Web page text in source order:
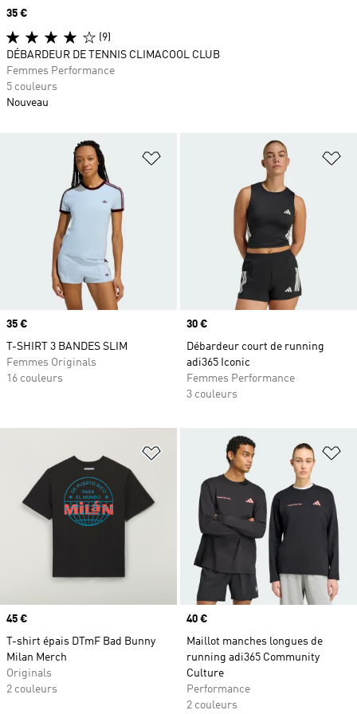
Ajouter à la Liste de produits
Prix
35 €
T-SHIRT 3 BANDES SLIM
Femmes Originals
16 couleurs
Prix
30 €
Débardeur court de running
adi365 Iconic
Femmes Performance
3 couleurs
Ajouter à la Liste de produits
Prix
45 €
T-shirt épais DTmF Bad Bunny
Milan Merch
Originals
2 couleurs
Prix
40 €
Maillot manches longues de
running adi365 Community
Culture
Performance
2 couleurs
Prix
35 €
(9)
DÉBARDEUR DE TENNIS CLIMACOOL CLUB
Femmes Performance
5 couleurs
Nouveau